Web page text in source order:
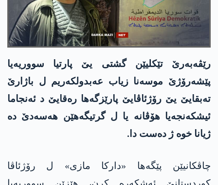
رێڤەبەرێ تێکلیێن گشتی یێ پارتیا سووریەیا
پێشەرۆژێ موسه‌نا زیاب عەبدولکەریم ل باژارێ
تەبقایێ یێ رۆژئاڤایێ پارێزگەها رەقایێ د ئەنجاما
ئیشکەنجەیا هۆڤانە یا ل گرتیگەهێن هه‌سه‌دێ دە
ژیانا خوە ژ دەست دا.
چاڤكانیێن پێگه‌ها «داركا مازی» ل رۆژئاڤا